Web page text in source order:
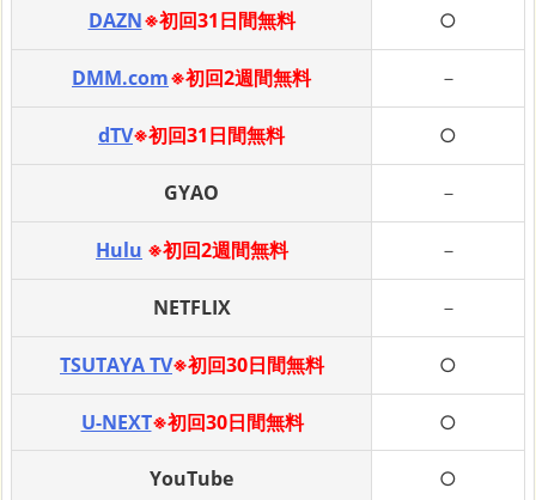
DAZN※初回31日間無料 ○
DMM.com※初回2週間無料 －
dTV※初回31日間無料 ○
GYAO －
Hulu ※初回2週間無料 －
NETFLIX －
TSUTAYA TV※初回30日間無料 ○
U-NEXT※初回30日間無料 ○
YouTube ○